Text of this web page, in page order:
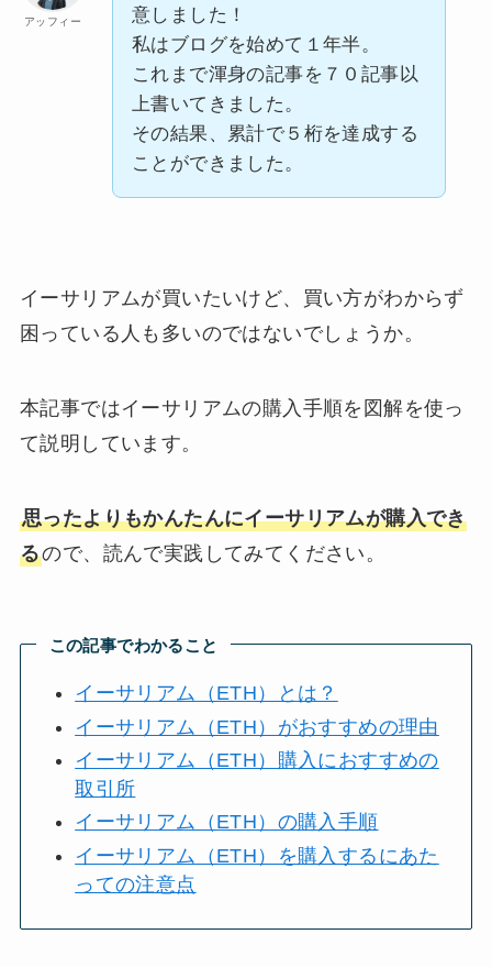
アッフィー
意しました！
私はブログを始めて１年半。
これまで渾身の記事を７０記事以
上書いてきました。
その結果、累計で５桁を達成する
ことができました。
イーサリアムが買いたいけど、買い方がわからず
困っている人も多いのではないでしょうか。
本記事ではイーサリアムの購入手順を図解を使っ
て説明しています。
思ったよりもかんたんにイーサリアムが購入でき
るので、読んで実践してみてください。
この記事でわかること
イーサリアム（ETH）とは？
イーサリアム（ETH）がおすすめの理由
イーサリアム（ETH）購入におすすめの
取引所
イーサリアム（ETH）の購入手順
イーサリアム（ETH）を購入するにあた
っての注意点